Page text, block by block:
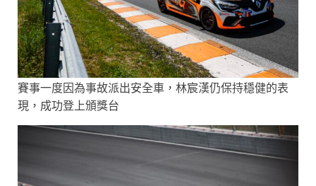
賽事一度因為事故派出安全車，林宸漢仍保持穩健的表
現，成功登上頒獎台